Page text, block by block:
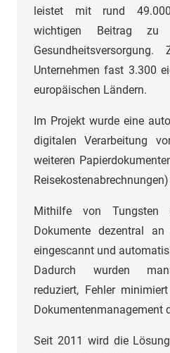
leistet mit rund
wichtigen Beitrag zu
Unternehmen fast 3.300
europäischen Ländern.
Im Projekt wurde eine
digitalen Verarbeitung
weiteren
Mithilfe von Tungsten
Dokumente dezentral an
eingescannt und
Dadurch wurden
reduziert, Fehler
Dokumentenmanagement
Seit 2011 wird die